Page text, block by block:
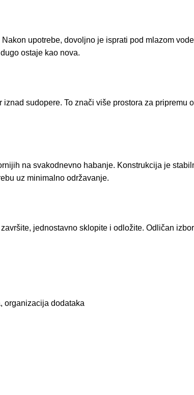
upotrebe, dovoljno je isprati pod mlazom
ostaje kao nova.
sudopere. To znači više prostora za
na svakodnevno habanje. Konstrukcija je
uz minimalno održavanje.
jednostavno sklopite i odložite. Odličan
organizacija dodataka